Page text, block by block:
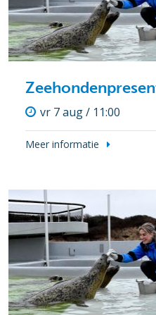
vr 7 aug / 11:00
Meer informatie